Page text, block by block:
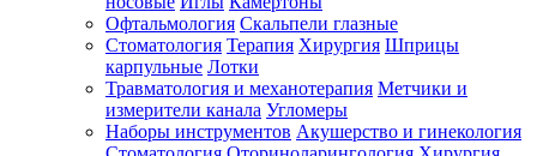
Офтальмология Скальпели глазные
Стоматология Терапия Хирургия Шприцы
карпульные Лотки
Травматология и механотерапия Метчики и
измерители канала Угломеры
Наборы инструментов Акушерство и гинекология